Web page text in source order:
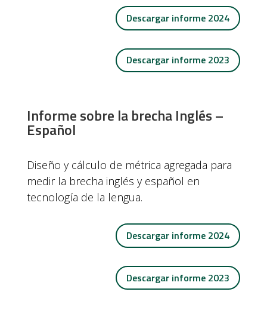
Descargar informe 2024
Descargar informe 2023
Informe sobre la brecha Inglés –
Español
Diseño y cálculo de métrica agregada para
medir la brecha inglés y español en
tecnología de la lengua.
Descargar informe 2024
Descargar informe 2023